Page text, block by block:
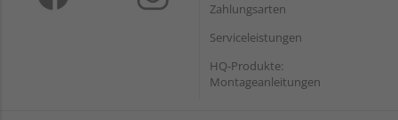
Zahlungsarten
Serviceleistungen
HQ-Produkte:
Montageanleitungen